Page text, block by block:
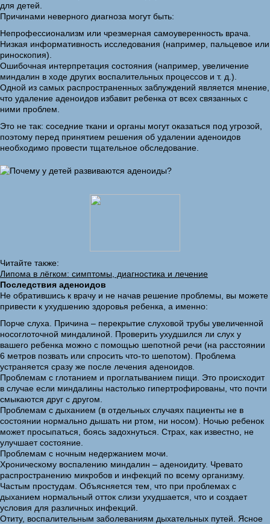
для детей.
Причинами неверного диагноза могут быть:
Непрофессионализм или чрезмерная самоуверенность врача.
Низкая информативность исследования (например, пальцевое или
риноскопия).
Ошибочная интерпретация состояния (например, увеличение
миндалин в ходе других воспалительных процессов и т. д.).
Одной из самых распространенных заблуждений является мнение,
что удаление аденоидов избавит ребенка от всех связанных с
ними проблем.
Это не так: соседние ткани и органы могут оказаться под угрозой,
поэтому перед принятием решения об удалении аденоидов
необходимо провести тщательное обследование.
Читайте также:
Липома в лёгком: симптомы, диагностика и лечение
Последствия аденоидов
Не обратившись к врачу и не начав решение проблемы, вы можете
привести к ухудшению здоровья ребенка, а именно:
Порче слуха. Причина – перекрытие слуховой трубы увеличенной
носоглоточной миндалиной. Проверить ухудшился ли слух у
вашего ребенка можно с помощью шепотной речи (на расстоянии
6 метров позвать или спросить что-то шепотом). Проблема
устраняется сразу же после лечения аденоидов.
Проблемам с глотанием и проглатыванием пищи. Это происходит
в случае если миндалины настолько гипертрофированы, что почти
смыкаются друг с другом.
Проблемам с дыханием (в отдельных случаях пациенты не в
состоянии нормально дышать ни ртом, ни носом). Ночью ребенок
может просыпаться, боясь задохнуться. Страх, как известно, не
улучшает состояние.
Проблемам с ночным недержанием мочи.
Хроническому воспалению миндалин – аденоидиту. Чревато
распространению микробов и инфекций по всему организму.
Частым простудам. Объясняется тем, что при проблемах с
дыханием нормальный отток слизи ухудшается, что и создает
условия для различных инфекций.
Отиту, воспалительным заболеваниям дыхательных путей. Ясное